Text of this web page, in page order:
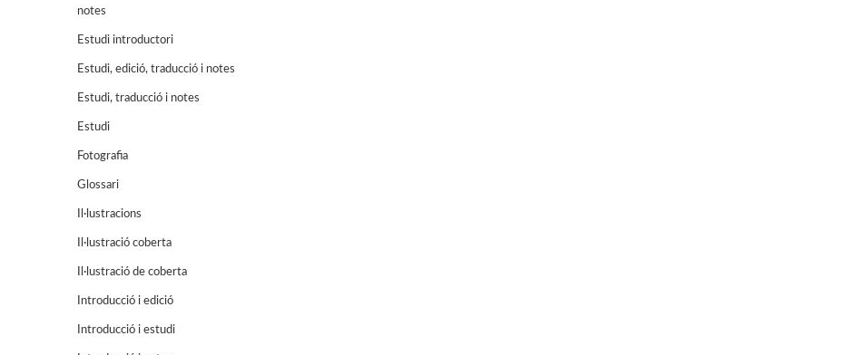
notes
Estudi introductori
Estudi, edició, traducció i notes
Estudi, traducció i notes
Estudi
Fotografia
Glossari
Il·lustracions
Il·lustració coberta
Il·lustració de coberta
Introducció i edició
Introducció i estudi